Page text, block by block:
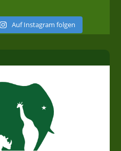
Auf Instagram folgen